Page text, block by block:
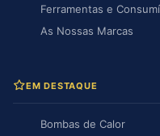
Ferramentas e
As Nossas Marcas
EM DESTAQUE
Bombas de Calor